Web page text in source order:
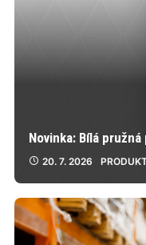
Novinka: Bílá pružná
20. 7. 2026